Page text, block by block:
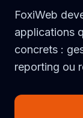
FoxiWeb
applications
concrets :
reporting ou